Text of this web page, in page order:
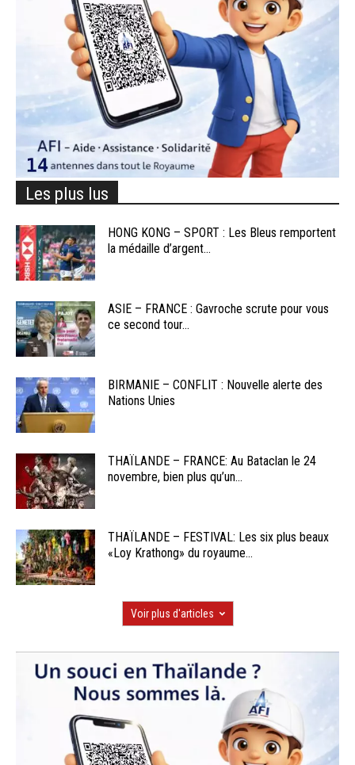
Les plus lus
HONG KONG – SPORT : Les Bleus remportent
la médaille d’argent...
ASIE – FRANCE : Gavroche scrute pour vous
ce second tour...
BIRMANIE – CONFLIT : Nouvelle alerte des
Nations Unies
THAÏLANDE – FRANCE: Au Bataclan le 24
novembre, bien plus qu’un...
THAÏLANDE – FESTIVAL: Les six plus beaux
«Loy Krathong» du royaume...
Voir plus d'articles